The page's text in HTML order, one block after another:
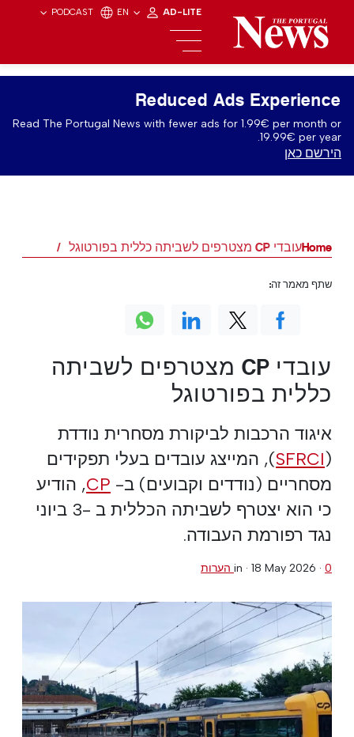
PODCAST EN AD-LITE
Reduced Ads Experience
Read The Portugal News with fewer ads for 1.99€ per month or
19.99€ per year.
הירשם כאן
Homeעובדי CP מצטרפים לשביתה כללית בפורטוגל
עובדי CP מצטרפים לשביתה
כללית בפורטוגל
איגוד הרכבות לביקורת מסחרית נודדת
(
SFRCI), המייצג עובדים בעלי תפקידים
מסחריים (נודדים וקבועים) ב- CP, הודיע
כי הוא יצטרף לשביתה הכללית ב -3 ביוני
נגד רפורמת העבודה.
in · 18 May 2026 · 0 הערות
שתף מאמר זה: